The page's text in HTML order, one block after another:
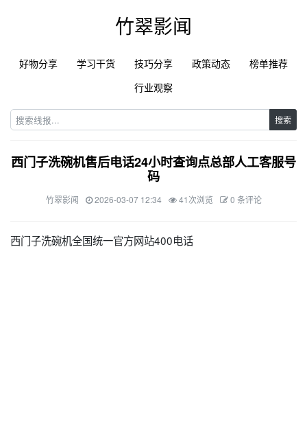
竹翠影闻
好物分享 学习干货 技巧分享 政策动态
榜单推荐
行业观察
搜索
西门子洗碗机售后电话24小时查询点总部人工客服号
码
竹翠影闻 2026-03-07 12:34 41次浏览 0 条评论
西门子洗碗机全国统一官方网站400电话